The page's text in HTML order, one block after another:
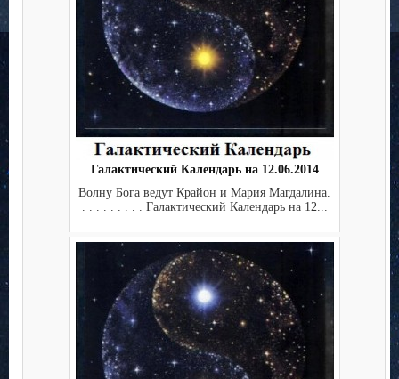
Галактический Календарь на 12.06.2014
Волну Бога ведут Крайон и Мария Магдалина.
. . . . . . . . . Галактический Календарь на 12...